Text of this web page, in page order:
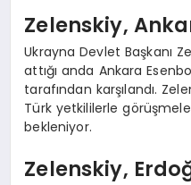
Zelenskiy,
Ukrayna Devlet Başkanı
attığı anda Ankara
tarafından karşılandı.
Türk yetkililerle
bekleniyor.
Zelenskiy,